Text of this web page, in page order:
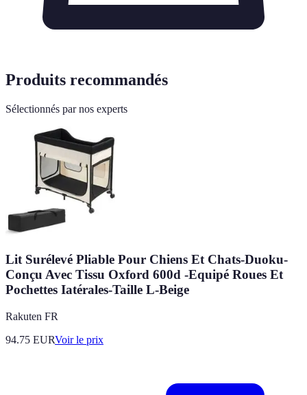
Produits recommandés
Sélectionnés par nos experts
Lit Surélevé Pliable Pour Chiens Et Chats-Duoku-
Conçu Avec Tissu Oxford 600d -Equipé Roues Et
Pochettes Iatérales-Taille L-Beige
Rakuten FR
94.75 EURVoir le prix